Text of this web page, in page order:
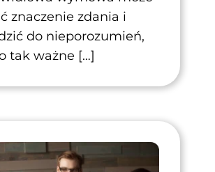
znaczenie zdania i
do nieporozumień,
tak ważne […]